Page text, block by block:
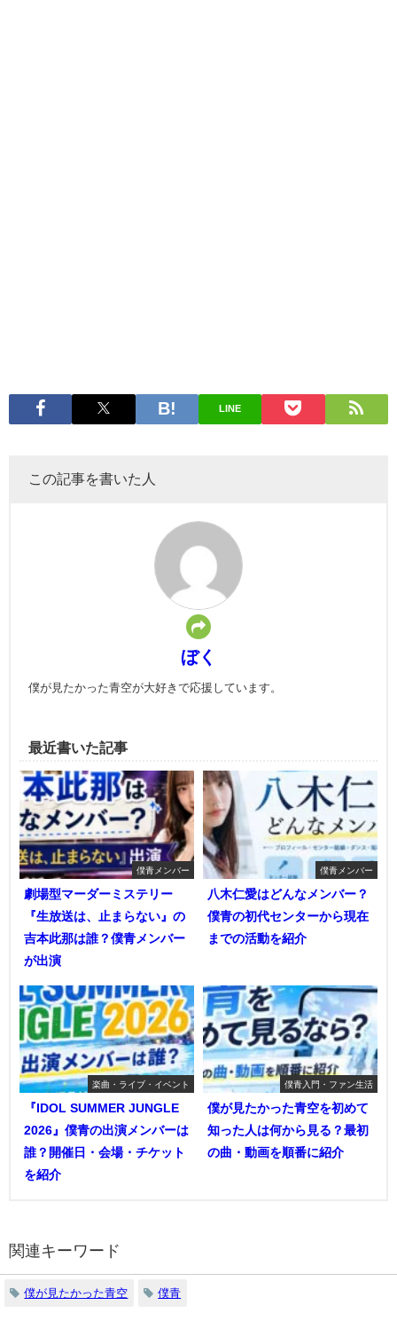
LINE
この記事を書いた人
ぼく
僕が見たかった青空が大好きで応援しています。
最近書いた記事
僕青メンバー
劇場型マーダーミステリー
『生放送は、止まらない』の
吉本此那は誰？僕青メンバー
が出演
僕青メンバー
八木仁愛はどんなメンバー？
僕青の初代センターから現在
までの活動を紹介
楽曲・ライブ・イベント
『IDOL SUMMER JUNGLE
2026』僕青の出演メンバーは
誰？開催日・会場・チケット
を紹介
僕青入門・ファン生活
僕が見たかった青空を初めて
知った人は何から見る？最初
の曲・動画を順番に紹介
関連キーワード
僕が見たかった青空 僕青